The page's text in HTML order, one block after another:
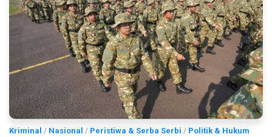
Kriminal / Nasional / Peristiwa & Serba Serbi / Politik & Hukum